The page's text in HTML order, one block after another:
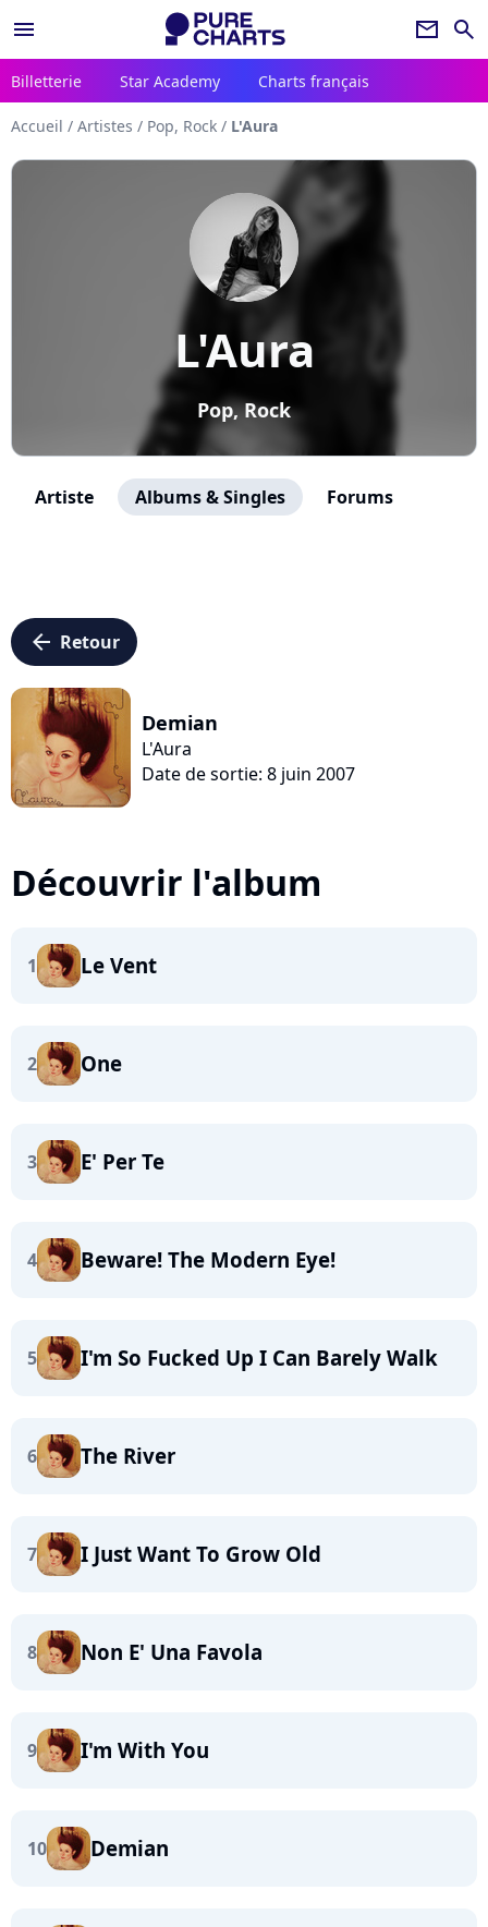
menu newsletter search
Billetterie Star Academy Charts français
Accueil / Artistes / Pop, Rock / L'Aura
L'Aura
Pop, Rock
Artiste Albums & Singles Forums
arrow_left Retour
Demian
L'Aura
Date de sortie: 8 juin 2007
Découvrir l'album
1 Le Vent
2 One
3 E' Per Te
4 Beware! The Modern Eye!
5 I'm So Fucked Up I Can Barely Walk
6 The River
7 I Just Want To Grow Old
8 Non E' Una Favola
9 I'm With You
10 Demian